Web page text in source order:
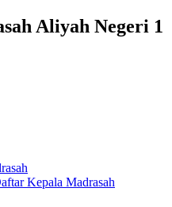
Aliyah Negeri 1
Kepala Madrasah